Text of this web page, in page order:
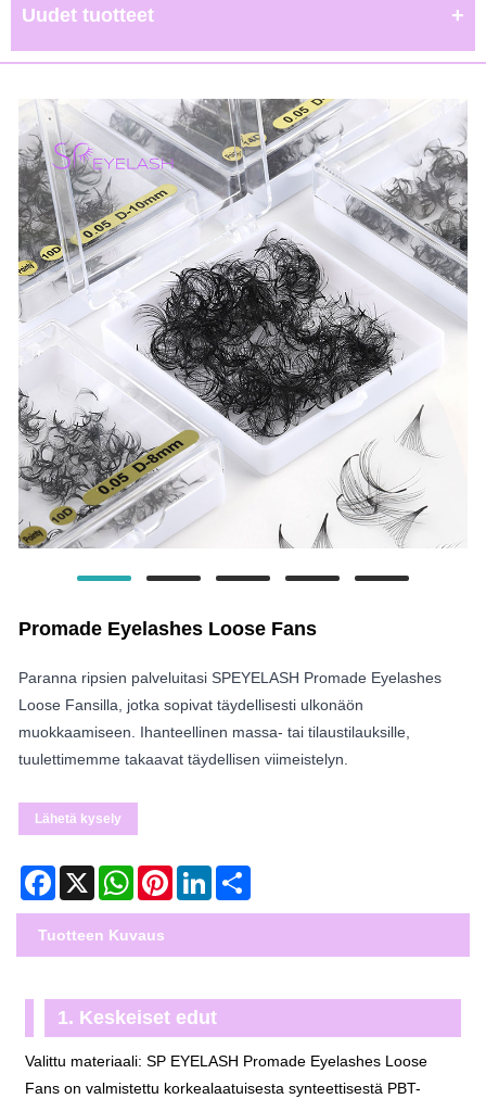
Uudet tuotteet
Promade Eyelashes Loose Fans
Paranna ripsien palveluitasi SPEYELASH Promade Eyelashes
Loose Fansilla, jotka sopivat täydellisesti ulkonäön
muokkaamiseen. Ihanteellinen massa- tai tilaustilauksille,
tuulettimemme takaavat täydellisen viimeistelyn.
Lähetä kysely
Facebook
X WhatsAppPinterestLinkedIn
Tuotteen Kuvaus
1. Keskeiset edut
Valittu materiaali: SP EYELASH Promade Eyelashes Loose
Fans on valmistettu korkealaatuisesta synteettisestä PBT-